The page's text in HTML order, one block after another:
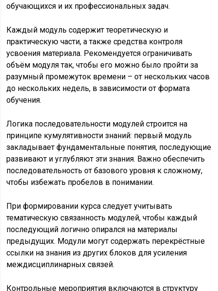
обучающихся и их профессиональных задач.
Каждый модуль содержит теоретическую и
практическую части, а также средства контроля
усвоения материала. Рекомендуется ограничивать
объём модуля так, чтобы его можно было пройти за
разумный промежуток времени – от нескольких часов
до нескольких недель, в зависимости от формата
обучения.
Логика последовательности модулей строится на
принципе кумулятивности знаний: первый модуль
закладывает фундаментальные понятия, последующие
развивают и углубляют эти знания. Важно обеспечить
последовательность от базового уровня к сложному,
чтобы избежать пробелов в понимании.
При формировании курса следует учитывать
тематическую связанность модулей, чтобы каждый
последующий логично опирался на материалы
предыдущих. Модули могут содержать перекрёстные
ссылки на знания из других блоков для усиления
междисциплинарных связей.
Контрольные мероприятия включаются в структуру